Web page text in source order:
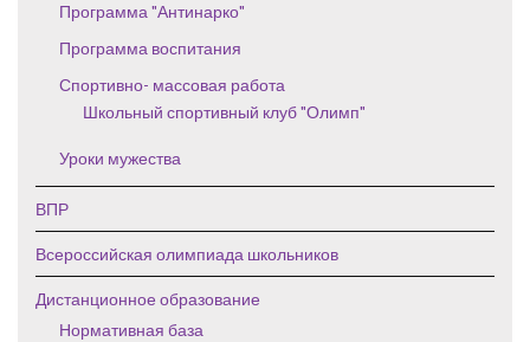
Программа "Антинарко"
Программа воспитания
Спортивно- массовая работа
Школьный спортивный клуб "Олимп"
Уроки мужества
ВПР
Всероссийская олимпиада школьников
Дистанционное образование
Нормативная база